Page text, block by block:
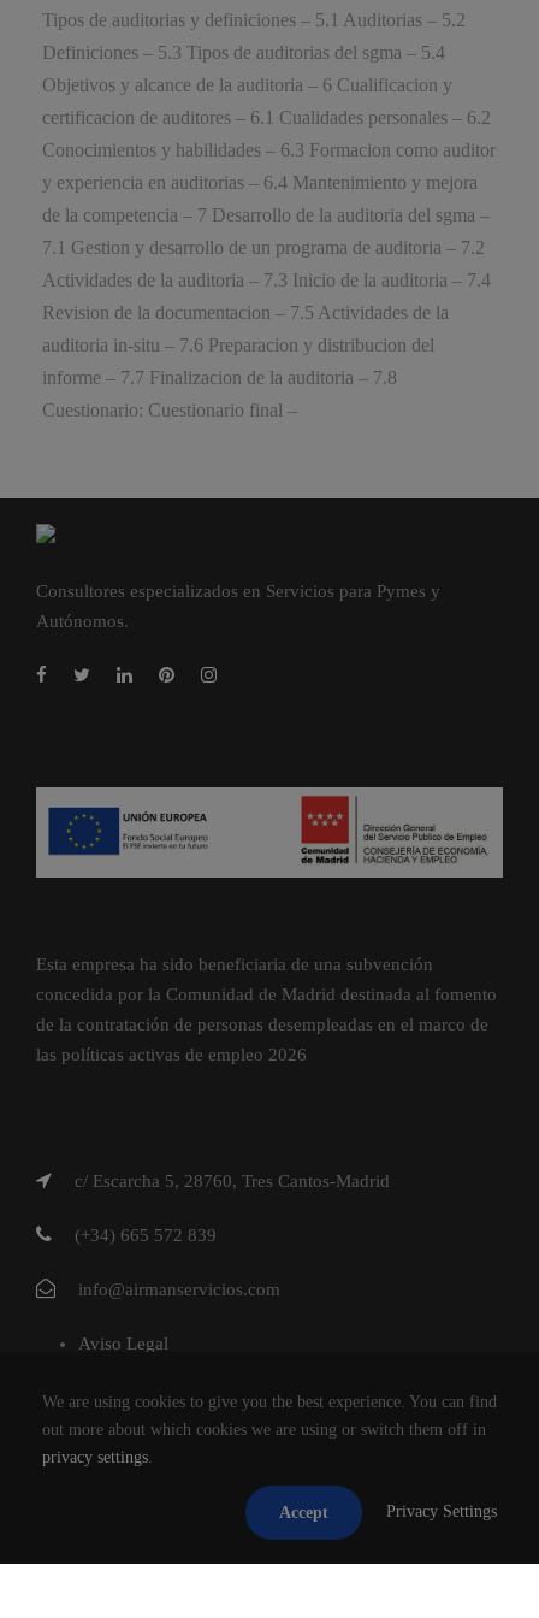
Tipos de auditorias y definiciones – 5.1 Auditorias – 5.2
Definiciones – 5.3 Tipos de auditorias del sgma – 5.4
Objetivos y alcance de la auditoria – 6 Cualificacion y
certificacion de auditores – 6.1 Cualidades personales – 6.2
Conocimientos y habilidades – 6.3 Formacion como auditor
y experiencia en auditorias – 6.4 Mantenimiento y mejora
de la competencia – 7 Desarrollo de la auditoria del sgma –
7.1 Gestion y desarrollo de un programa de auditoria – 7.2
Actividades de la auditoria – 7.3 Inicio de la auditoria – 7.4
Revision de la documentacion – 7.5 Actividades de la
auditoria in-situ – 7.6 Preparacion y distribucion del
informe – 7.7 Finalizacion de la auditoria – 7.8
Cuestionario: Cuestionario final –
Consultores especializados en Servicios para Pymes y
Autónomos.
Esta empresa ha sido beneficiaria de una subvención
concedida por la Comunidad de Madrid destinada al fomento
de la contratación de personas desempleadas en el marco de
las políticas activas de empleo 2026
c/ Escarcha 5, 28760, Tres Cantos-Madrid
(+34) 665 572 839
info@airmanservicios.com
Aviso Legal
Política de Cookies
AIRMAN SERVICIOS DE RESTAURACION S.L.
TODOS LOS DERECHOS RESERVADOS.
We are using cookies to give you the best experience. You can find
out more about which cookies we are using or switch them off in
privacy settings.
Accept Privacy Settings